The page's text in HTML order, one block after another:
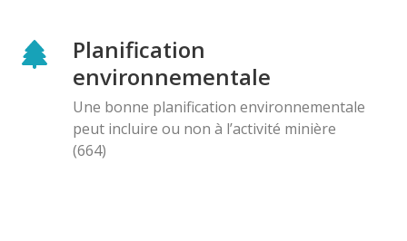
Planification
environnementale
Une bonne planification environnementale
peut incluire ou non à l’activité minière
(664)